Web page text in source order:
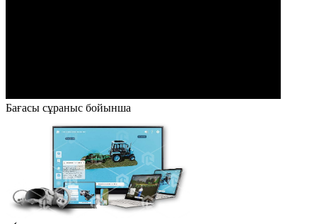
Бағасы сұраныс бойынша